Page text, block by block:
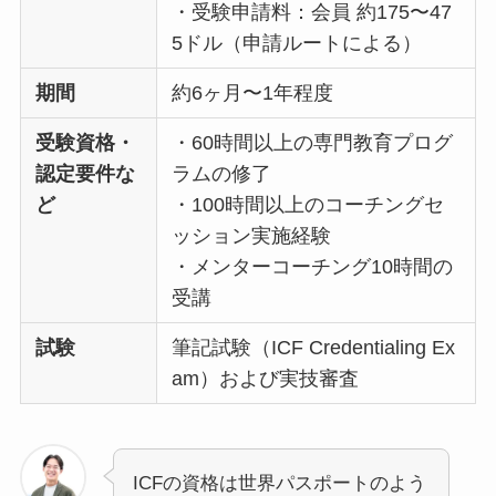
・受験申請料：会員 約175〜47
5ドル（申請ルートによる）
期間 約6ヶ月〜1年程度
受験資格・
認定要件な
ど
・60時間以上の専門教育プログ
ラムの修了
・100時間以上のコーチングセ
ッション実施経験
・メンターコーチング10時間の
受講
試験
筆記試験（ICF Credentialing Ex
am）および実技審査
ICFの資格は世界パスポートのよう